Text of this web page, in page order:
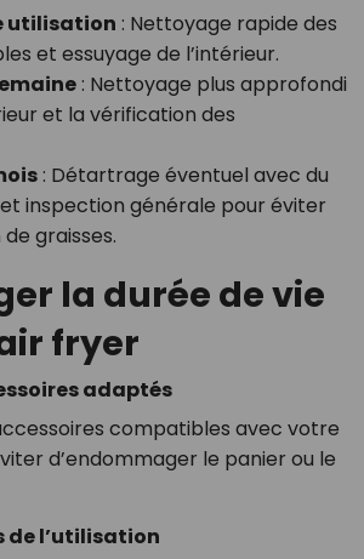
utilisation : Nettoyage rapide des
et essuyage de l’intérieur.
: Nettoyage plus approfondi
et la vérification des
: Détartrage éventuel avec du
inspection générale pour éviter
graisses.
la durée de vie
fryer
adaptés
compatibles avec votre
d’endommager le panier ou le
de l’utilisation